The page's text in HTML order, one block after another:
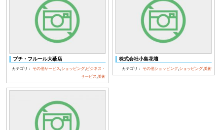
プチ・フルール大薮店
カテゴリ：その他サービス,ショッピング,ビジネス・
サービス,美術
株式会社小島花壇
カテゴリ：その他ショッピング,ショッピング,美術